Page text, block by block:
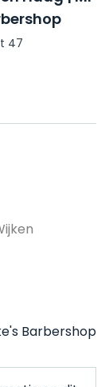
47
Barbershop